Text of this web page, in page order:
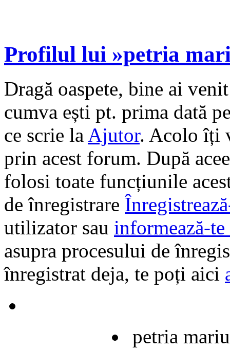
Profilul lui »petria
Dragă oaspete, bine ai
cumva ești pt. prima dată
ce scrie la Ajutor. Acolo îți
prin acest forum. După
folosi toate funcțiunile
de înregistrare
utilizator sau informează-
asupra procesului de
înregistrat deja, te poți aici
petria